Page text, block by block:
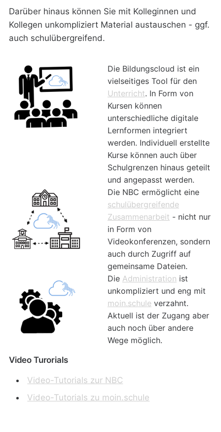
Darüber hinaus können Sie mit Kolleginnen und
Kollegen unkompliziert Material austauschen - ggf.
auch schulübergreifend.
Die Bildungscloud ist ein
vielseitiges Tool für den
Unterricht. In Form von
Kursen können
unterschiedliche digitale
Lernformen integriert
werden. Individuell erstellte
Kurse können auch über
Schulgrenzen hinaus geteilt
und angepasst werden.
Die NBC ermöglicht eine
schulübergreifende
Zusammenarbeit - nicht nur
in Form von
Videokonferenzen, sondern
auch durch Zugriff auf
gemeinsame Dateien.
Die Administration ist
unkompliziert und eng mit
moin.schule verzahnt.
Aktuell ist der Zugang aber
auch noch über andere
Wege möglich.
Video Turorials
Video-Tutorials zur NBC
Video-Tutorials zu moin.schule